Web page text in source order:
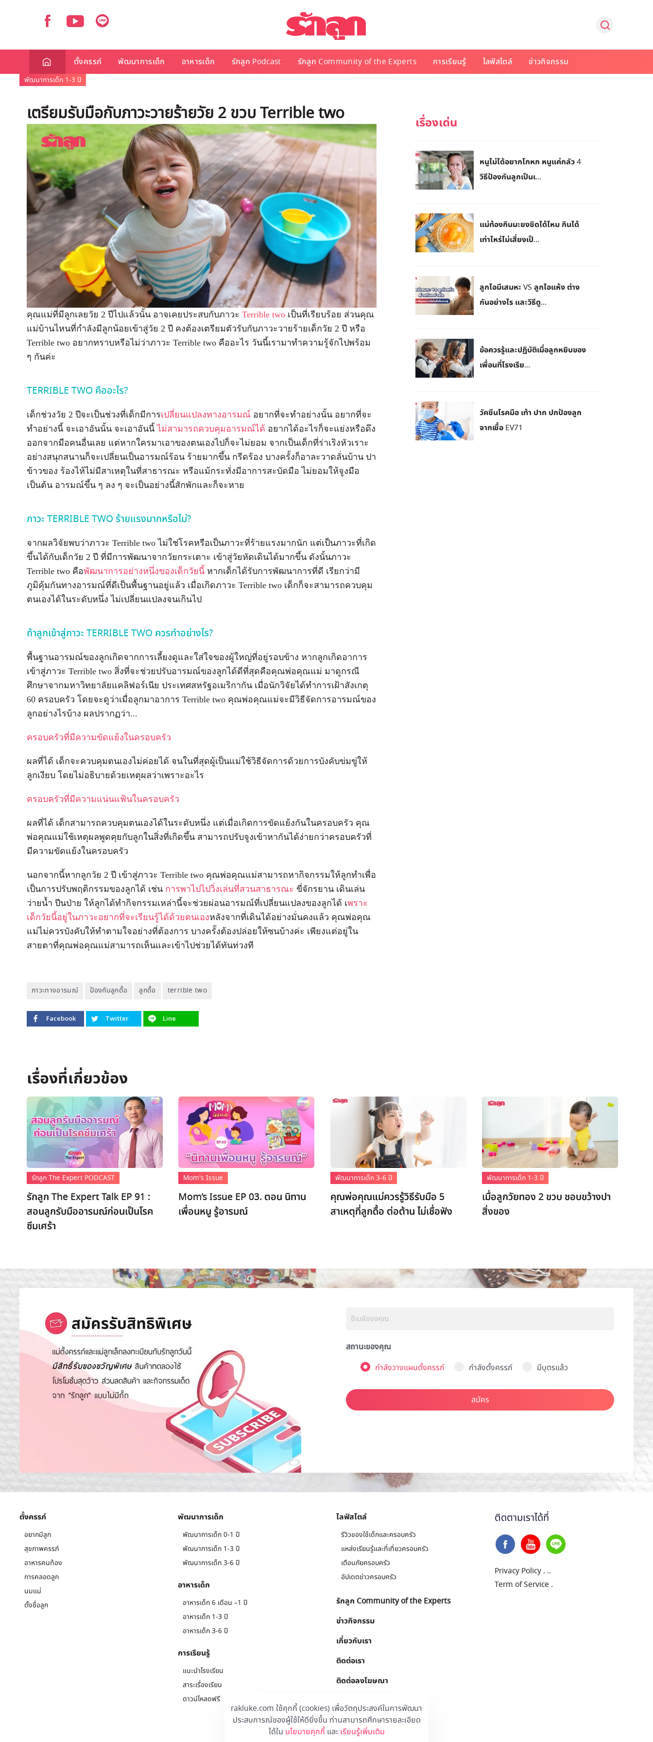
rakluke.com ใช้คุกกี้ (cookies) เพื่อวัตถุประสงค์ในการพัฒนา
ประสบการณ์ของผู้ใช้ให้ดียิ่งขึ้น ท่านสามารถศึกษารายละเอียด
ได้ใน นโยบายคุกกี้และ เรียนรู้เพิ่มเติม
ตั้งครรภ์ พัฒนาการเด็ก อาหารเด็ก รักลูก Podcast รักลูก Community of the Experts การเรียนรู้ ไลฟ์สไตล์ ข่าวกิจกรรม
พัฒนาการเด็ก 1-3 ปี
เตรียมรับมือกับภาวะวายร้ายวัย 2 ขวบ Terrible two
คุณแม่ที่มีลูกเลยวัย 2 ปีไปแล้วนั้น อาจเคยประสบกับภาวะ Terrible two เป็นที่เรียบร้อย ส่วนคุณ
แม่บ้านไหนที่กำลังมีลูกน้อยเข้าสู่วัย 2 ปี คงต้องเตรียมตัวรับกับภาวะวายร้ายเด็กวัย 2 ปี หรือ
Terrible two อยากทราบหรือไม่ว่าภาวะ Terrible two คืออะไร วันนี้เรามาทำความรู้จักไปพร้อม
ๆ กันค่ะ
TERRIBLE TWO คืออะไร?
เด็กช่วงวัย 2 ปีจะเป็นช่วงที่เด็กมีการเปลี่ยนแปลงทางอารมณ์ อยากที่จะทำอย่างนั้น อยากที่จะ
ทำอย่างนี้ จะเอาอันนั้น จะเอาอันนี้ ไม่สามารถควบคุมอารมณ์ได้ อยากได้อะไรก็จะแย่งหรือดึง
ออกจากมือคนอื่นเลย แต่หากใครมาเอาของตนเองไปก็จะไม่ยอม จากเป็นเด็กที่ร่าเริงหัวเราะ
อย่างสนุกสนานก็จะเปลี่ยนเป็นอารมณ์ร้อน ร้ายมากขึ้น กรีดร้อง บางครั้งก็อาละวาดลั่นบ้าน ปา
ข้าวของ ร้องไห้ไม่มีสาเหตุในที่สาธารณะ หรือแม้กระทั่งมีอาการสะบัดมือ ไม่ยอมให้จูงมือ
เป็นต้น อารมณ์ขึ้น ๆ ลง ๆ จะเป็นอย่างนี้สักพักและก็จะหาย
ภาวะ TERRIBLE TWO ร้ายแรงมากหรือไม่?
จากผลวิจัยพบว่าภาวะ Terrible two ไม่ใช่โรคหรือเป็นภาวะที่ร้ายแรงมากนัก แต่เป็นภาวะที่เกิด
ขึ้นได้กับเด็กวัย 2 ปี ที่มีการพัฒนาจากวัยกระเตาะ เข้าสู่วัยหัดเดินได้มากขึ้น ดังนั้นภาวะ
Terrible two คือพัฒนาการอย่างหนึ่งของเด็กวัยนี้ หากเด็กได้รับการพัฒนาการที่ดี เรียกว่ามี
ภูมิคุ้มกันทางอารมณ์ที่ดีเป็นพื้นฐานอยู่แล้ว เมื่อเกิดภาวะ Terrible two เด็กก็จะสามารถควบคุม
ตนเองได้ในระดับหนึ่ง ไม่เปลี่ยนแปลงจนเกินไป
ถ้าลูกเข้าสู่ภาวะ TERRIBLE TWO ควรทำอย่างไร?
พื้นฐานอารมณ์ของลูกเกิดจากการเลี้ยงดูและใส่ใจของผู้ใหญ่ที่อยู่รอบข้าง หากลูกเกิดอาการ
เข้าสู่ภาวะ Terrible two สิ่งที่จะช่วยปรับอารมณ์ของลูกได้ดีที่สุดคือคุณพ่อคุณแม่ มาดูกรณี
ศึกษาจากมหาวิทยาลัยแคลิฟอร์เนีย ประเทศสหรัฐอเมริกากัน เมื่อนักวิจัยได้ทำการเฝ้าสังเกตุ
60 ครอบครัว โดยจะดูว่าเมื่อลูกมาอาการ Terrible two คุณพ่อคุณแม่จะมีวิธีจัดการอารมณ์ของ
ลูกอย่างไรบ้าง ผลปรากฏว่า...
ครอบครัวที่มีความขัดแย้งในครอบครัว
ผลที่ได้ เด็กจะควบคุมตนเองไม่ค่อยได้ จนในที่สุดผู้เป็นแม่ใช้วิธีจัดการด้วยการบังคับข่มขู่ให้
ลูกเงียบ โดยไม่อธิบายด้วยเหตุผลว่าเพราะอะไร
ครอบครัวที่มีความแน่นแฟ้นในครอบครัว
ผลที่ได้ เด็กสามารถควบคุมตนเองได้ในระดับหนึ่ง แต่เมื่อเกิดการขัดแย้งกันในครอบครัว คุณ
พ่อคุณแม่ใช้เหตุผลพูดคุยกับลูกในสิ่งที่เกิดขึ้น สามารถปรับจูงเข้าหากันได้ง่ายกว่าครอบครัวที่
มีความขัดแย้งในครอบครัว
นอกจากนี้หากลูกวัย 2 ปี เข้าสู่ภาวะ Terrible two คุณพ่อคุณแม่สามารถหากิจกรรมให้ลูกทำเพื่อ
เป็นการปรับพฤติกรรมของลูกได้ เช่น การพาไปไปวิ่งเล่นที่สวนสาธารณะ ขี่จักรยาน เดินเล่น
ว่ายน้ำ ปีนป่าย ให้ลูกได้ทำกิจกรรมเหล่านี้จะช่วยผ่อนอารมณ์ที่เปลี่ยนแปลงของลูกได้ เพราะ
เด็กวัยนี้อยู่ในภาวะอยากที่จะเรียนรู้ได้ด้วยตนเองหลังจากที่เดินได้อย่างมั่นคงแล้ว คุณพ่อคุณ
แม่ไม่ควรบังคับให้ทำตามใจอย่างที่ต้องการ บางครั้งต้องปล่อยให้ซนบ้างค่ะ เพียงแต่อยู่ใน
สายตาที่คุณพ่อคุณแม่สามารถเห็นและเข้าไปช่วยได้ทันท่วงที
ภาวะทางอารมณ์ ป้องกันลูกดื้อ ลูกดื้อ terrible two
Facebook Twitter Line
หนูไม่ได้อยากโกหก หนูแค่กลัว 4
วิธีป้องกันลูกเป็นเ...
แม่ท้องกินมะยงชิดได้ไหม กินได้
เท่าไหร่ไม่เสี่ยงเป็...
ลูกไอมีเสมหะ VS ลูกไอแห้ง ต่าง
กันอย่างไร และวิธีดู...
ข้อควรรู้และปฏิบัติเมื่อลูกหยิบของ
เพื่อนที่โรงเรีย...
วัคซีนโรคมือ เท้า ปาก ปกป้องลูก
จากเชื้อ EV71
รักลูก The Expert PODCAST
รักลูก The Expert Talk EP 91 :
สอนลูกรับมืออารมณ์ก่อนเป็นโรค
ซึมเศร้า
Mom's Issue
Mom’s Issue EP 03. ตอน นิทาน
เพื่อนหนู รู้อารมณ์
พัฒนาการเด็ก 3-6 ปี
คุณพ่อคุณแม่ควรรู้วิธีรับมือ 5
สาเหตุที่ลูกดื้อ ต่อต้าน ไม่เชื่อฟัง
พัฒนาการเด็ก 1-3 ปี
เมื่อลูกวัยทอง 2 ขวบ ชอบขว้างปา
สิ่งของ
สถานะของคุณ
กำลังวางแผนตั้งครรภ์
กำลังตั้งครรภ์ มีบุตรแล้ว
สมัคร
ตั้งครรภ์
อยากมีลูก
สุขภาพครรภ์
อาหารคนท้อง
การคลอดลูก
นมแม่
ตั้งชื่อลูก
พัฒนาการเด็ก
พัฒนาการเด็ก 0-1 ปี
พัฒนาการเด็ก 1-3 ปี
พัฒนาการเด็ก 3-6 ปี
อาหารเด็ก
อาหารเด็ก 6 เดือน –1 ปี
อาหารเด็ก 1-3 ปี
อาหารเด็ก 3-6 ปี
การเรียนรู้
แนะนำโรงเรียน
สาระเรื่องเรียน
ดาวน์โหลดฟรี
ไลฟ์สไตล์
รีวิวของใช้เด็กและครอบครัว
แหล่งเรียนรู้และที่เที่ยวครอบครัว
เตือนภัยครอบครัว
อัปเดตข่าวครอบครัว
รักลูก Community of the Experts
ข่าวกิจกรรม
เกี่ยวกับเรา
ติดต่อเรา
ติดต่อลงโฆษณา
ติดตามเราได้ที่
Privacy Policy . ..
Term of Service .